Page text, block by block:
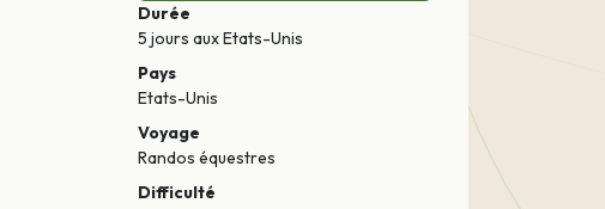
Durée
5 jours aux Etats-Unis
Pays
Etats-Unis
Voyage
Randos équestres
Difficulté